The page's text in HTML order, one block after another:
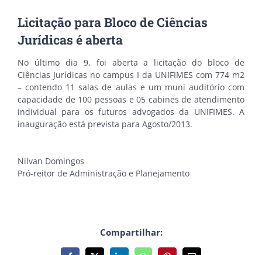
Licitação para Bloco de Ciências
Jurídicas é aberta
No último dia 9, foi aberta a licitação do bloco de
Ciências Jurídicas no campus I da UNIFIMES com 774 m2
– contendo 11 salas de aulas e um muni auditório com
capacidade de 100 pessoas e 05 cabines de atendimento
individual para os futuros advogados da UNIFIMES. A
inauguração está prevista para Agosto/2013.
Nilvan Domingos
Pró-reitor de Administração e Planejamento
Compartilhar: